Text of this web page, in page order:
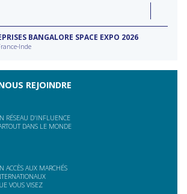
BANGALORE SPACE EXPO 2026
Inde
REJOINDRE
RÉSEAU D'INFLUENCE
DANS LE MONDE
ACCÈS AUX MARCHÉS
VOUS VISEZ